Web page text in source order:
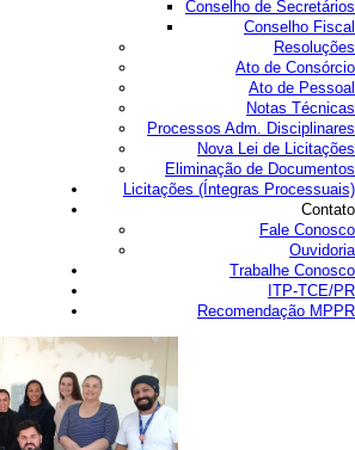
Conselho de Secretários
Conselho Fiscal
Resoluções
Ato de Consórcio
Ato de Pessoal
Notas Técnicas
Processos Adm. Disciplinares
Nova Lei de Licitações
Eliminação de Documentos
Licitações (Íntegras Processuais)
Contato
Fale Conosco
Ouvidoria
Trabalhe Conosco
ITP-TCE/PR
Recomendação MPPR